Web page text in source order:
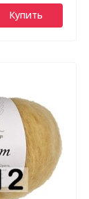
Купить